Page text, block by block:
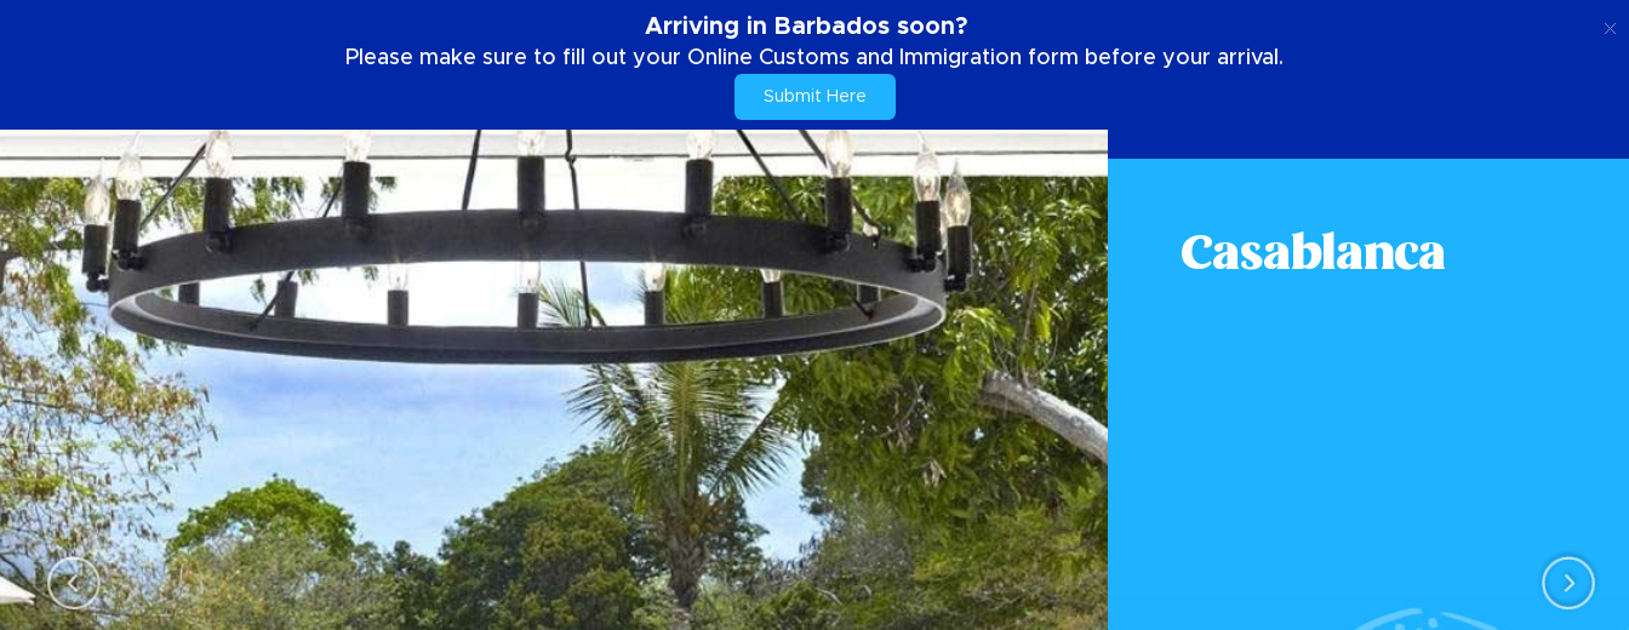
Arriving in Barbados soon?
Please make sure to fill out your Online Customs and Immigration form before your arrival.
Submit Here
Casablanca